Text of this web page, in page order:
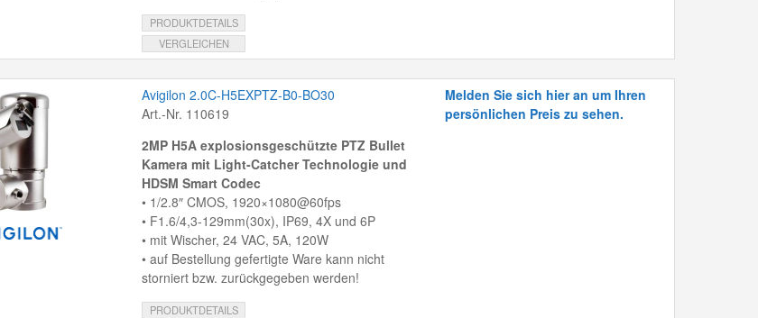
PRODUKTDETAILS
VERGLEICHEN
Avigilon 2.0C-H5EXPTZ-B0-BO30
Art.-Nr. 110619
2MP H5A explosionsgeschützte PTZ Bullet
Kamera mit Light-Catcher Technologie und
HDSM Smart Codec
• 1/2.8″ CMOS, 1920×1080@60fps
• F1.6/4,3-129mm(30x), IP69, 4X und 6P
• mit Wischer, 24 VAC, 5A, 120W
• auf Bestellung gefertigte Ware kann nicht
storniert bzw. zurückgegeben werden!
PRODUKTDETAILS
Melden Sie sich hier an um Ihren
persönlichen Preis zu sehen.